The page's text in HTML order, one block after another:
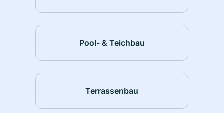
Pool- & Teichbau
Terrassenbau